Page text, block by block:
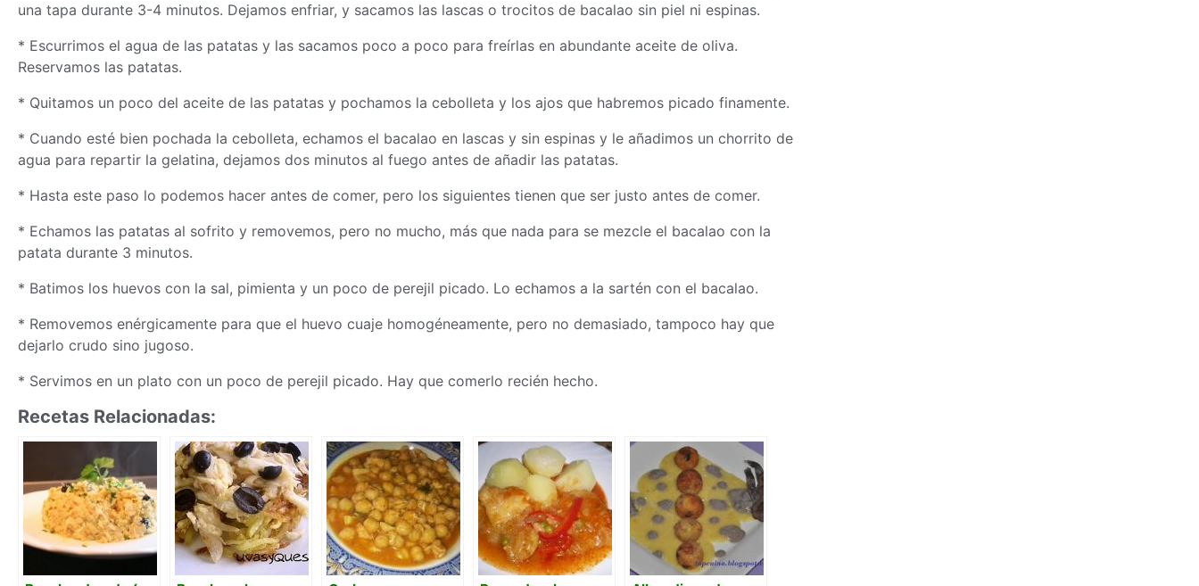
una tapa durante 3-4 minutos. Dejamos enfriar, y sacamos las lascas o trocitos de bacalao sin piel ni espinas.
* Escurrimos el agua de las patatas y las sacamos poco a poco para freírlas en abundante aceite de oliva.
Reservamos las patatas.
* Quitamos un poco del aceite de las patatas y pochamos la cebolleta y los ajos que habremos picado finamente.
* Cuando esté bien pochada la cebolleta, echamos el bacalao en lascas y sin espinas y le añadimos un chorrito de
agua para repartir la gelatina, dejamos dos minutos al fuego antes de añadir las patatas.
* Hasta este paso lo podemos hacer antes de comer, pero los siguientes tienen que ser justo antes de comer.
* Echamos las patatas al sofrito y removemos, pero no mucho, más que nada para se mezcle el bacalao con la
patata durante 3 minutos.
* Batimos los huevos con la sal, pimienta y un poco de perejil picado. Lo echamos a la sartén con el bacalao.
* Removemos enérgicamente para que el huevo cuaje homogéneamente, pero no demasiado, tampoco hay que
dejarlo crudo sino jugoso.
* Servimos en un plato con un poco de perejil picado. Hay que comerlo recién hecho.
Recetas Relacionadas: